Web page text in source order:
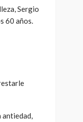
Sergio
60 años.
antiedad,